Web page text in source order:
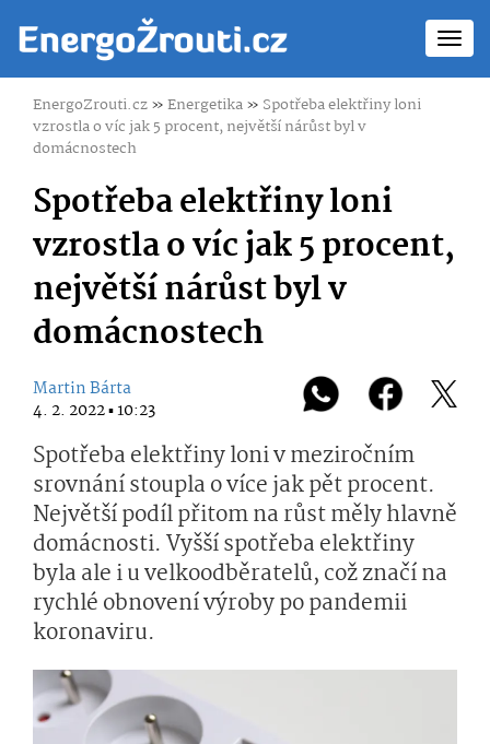
EnergoZrouti.cz»Energetika» Spotřeba elektřiny loni
vzrostla o víc jak 5 procent, největší nárůst byl v
domácnostech
Spotřeba elektřiny loni
vzrostla o víc jak 5 procent,
největší nárůst byl v
domácnostech
Martin Bárta
4. 2. 2022 ▪ 10:23
Spotřeba elektřiny loni v meziročním
srovnání stoupla o více jak pět procent.
Největší podíl přitom na růst měly hlavně
domácnosti. Vyšší spotřeba elektřiny
byla ale i u velkoodběratelů, což značí na
rychlé obnovení výroby po pandemii
koronaviru.